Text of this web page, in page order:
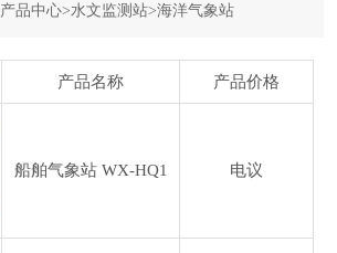
产品中心>水文监测站>海洋气象站
产品名称 产品价格
船舶气象站 WX-HQ1 电议